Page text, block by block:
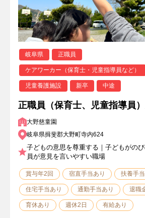
岐阜県 正職員
ケアワーカー（保育士・児童指導員など）
児童養護施設 新卒 中途
正職員（保育士、児童指導員）
大野慈童園
岐阜県揖斐郡大野町寺内624
子どもの意思を尊重する｜子どもがの
員が意見を言いやすい職場
賞与年2回 宿直手当あり 扶養手
住宅手当あり 通勤手当あり 退職
育休あり 週休2日 有給あり